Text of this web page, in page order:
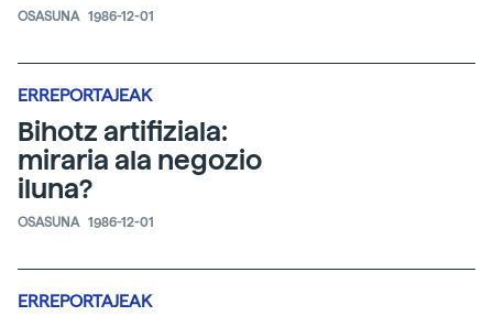
OSASUNA 1986-12-01
ERREPORTAJEAK
Bihotz artifiziala:
miraria ala negozio
iluna?
OSASUNA 1986-12-01
ERREPORTAJEAK